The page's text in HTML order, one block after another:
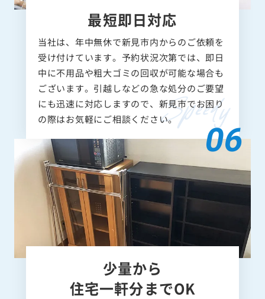
最短即日対応
当社は、年中無休で新見市内からのご依頼を
受け付けています。予約状況次第では、即日
中に不用品や粗大ゴミの回収が可能な場合も
ございます。引越しなどの急な処分のご要望
にも迅速に対応しますので、新見市でお困り
の際はお気軽にご相談ください。
少量から
住宅一軒分までOK